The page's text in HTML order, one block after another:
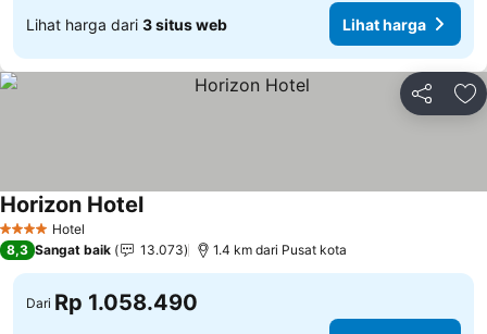
Lihat harga dari 3 situs web Lihat harga
Bagikan
4 BintangHotel
Horizon HotelLihat harga
8,3 Sangat baik 13.073 1.4 km dari Pusat kota
Dari Rp 1.058.490